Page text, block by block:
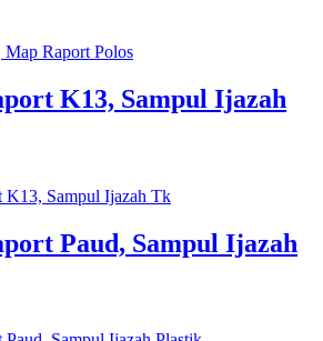
K13, Sampul Ijazah
Paud, Sampul Ijazah